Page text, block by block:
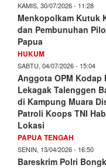
KAMIS, 30/07/2026 - 11:28
Menkopolkam Kutuk
dan Pembunuhan
Papua
HUKUM
SABTU, 04/07/2026 - 15:04
Anggota OPM Kodap
Lekagak Talenggen
di Kampung Muara
Patroli Koops TNI
Lokasi
PAPUA TENGAH
SENIN, 13/04/2026 - 16:50
Bareskrim Polri